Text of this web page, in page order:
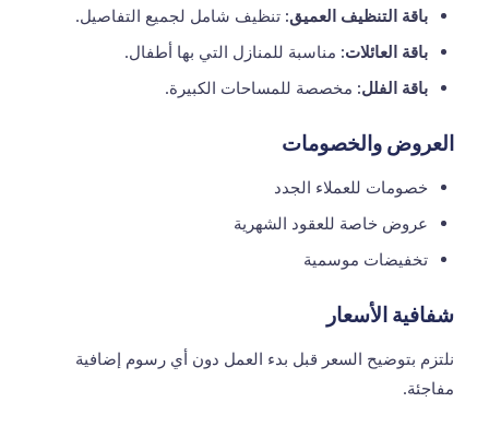
باقة التنظيف العميق: تنظيف شامل لجميع التفاصيل.
باقة العائلات: مناسبة للمنازل التي بها أطفال.
باقة الفلل: مخصصة للمساحات الكبيرة.
العروض والخصومات
خصومات للعملاء الجدد
عروض خاصة للعقود الشهرية
تخفيضات موسمية
شفافية الأسعار
نلتزم بتوضيح السعر قبل بدء العمل دون أي رسوم إضافية
مفاجئة.